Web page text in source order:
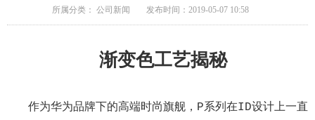
所属分类： 公司新闻 发布时间： 2019-05-07 10:58
渐变色工艺揭秘
作为华为品牌下的高端时尚旗舰，P系列在ID设计上一直